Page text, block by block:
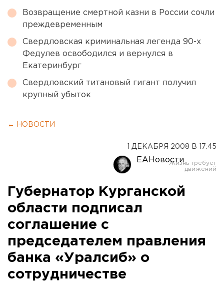
Возвращение смертной казни в России сочли
преждевременным
Свердловская криминальная легенда 90-х
Федулев освободился и вернулся в
Екатеринбург
Свердловский титановый гигант получил
крупный убыток
← НОВОСТИ
1 ДЕКАБРЯ 2008 В 17:45
ЕАНовости
Губернатор Курганской
области подписал
соглашение с
председателем правления
банка «Уралсиб» о
сотрудничестве